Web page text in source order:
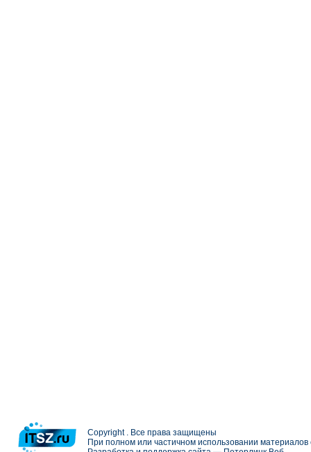
Copyright . Все права защищены
При полном или частичном использовании